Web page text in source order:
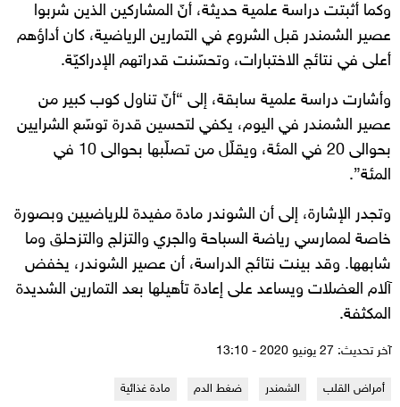
وكما أثبتت دراسة علمية حديثة، أنّ المشاركين الذين شربوا
عصير الشمندر قبل الشروع في التمارين الرياضية، كان أداؤهم
أعلى في نتائج الاختبارات، وتحسّنت قدراتهم الإدراكيّة.
وأشارت دراسة علمية سابقة، إلى “أنّ تناول كوب كبير من
عصير الشمندر في اليوم، يكفي لتحسين قدرة توسّع الشرايين
بحوالى 20 في المئة، ويقلّل من تصلّبها بحوالى 10 في
المئة”.
وتجدر الإشارة، إلى أن الشوندر مادة مفيدة للرياضيين وبصورة
خاصة لممارسي رياضة السباحة والجري والتزلج والتزحلق وما
شابهها. وقد بينت نتائج الدراسة، أن عصير الشوندر، يخفض
آلام العضلات ويساعد على إعادة تأهيلها بعد التمارين الشديدة
المكثفة.
آخر تحديث: 27 يونيو 2020 - 13:10
أمراض القلب الشمندر ضغط الدم مادة غذائية